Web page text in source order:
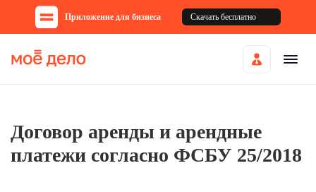
Приложение для бизнеса Скачать бесплатно
Договор аренды и арендные
платежи согласно ФСБУ 25/2018